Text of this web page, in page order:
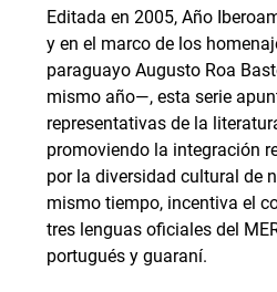
Editada en 2005, Año
y en el marco de los
paraguayo Augusto Roa
mismo año—, esta serie
representativas de la
promoviendo la integración
por la diversidad cultural de
mismo tiempo, incentiva el
tres lenguas oficiales del
portugués y guaraní.